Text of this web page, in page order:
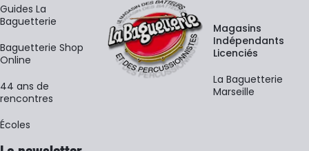
Guides La
Baguetterie
Baguetterie Shop
Online
44 ans de
rencontres
Écoles
Magasins
Indépendants
Licenciés
La Baguetterie
Marseille